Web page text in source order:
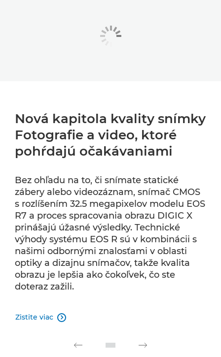
Nová kapitola kvality snímky
Fotografie a video, ktoré
pohŕdajú očakávaniami
Bez ohľadu na to, či snímate statické
zábery alebo videozáznam, snímač CMOS
s rozlíšením 32.5 megapixelov modelu EOS
R7 a proces spracovania obrazu DIGIC X
prinášajú úžasné výsledky. Technické
výhody systému EOS R sú v kombinácii s
našimi odbornými znalosťami v oblasti
optiky a dizajnu snímačov, takže kvalita
obrazu je lepšia ako čokoľvek, čo ste
doteraz zažili.
Zistite viac 